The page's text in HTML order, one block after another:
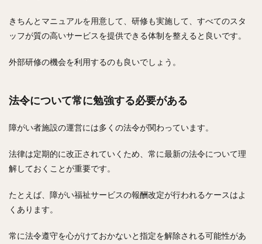
きちんとマニュアルを用意して、研修も実施して、すべてのスタ
ッフが質の高いサービスを提供できる体制を整えると良いです。
外部研修の機会を利用するのも良いでしょう。
法令について常に勉強する必要がある
障がい者施設の運営には多くの法令が関わっています。
法律は定期的に改正されていくため、常に最新の法令について理
解しておくことが重要です。
たとえば、障がい福祉サービスの報酬改定が行われるケースはよ
くあります。
常に法令遵守を心がけておかないと指定を解除される可能性があ